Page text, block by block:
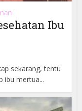
Ibu
sekarang, tentu
ibu mertua...